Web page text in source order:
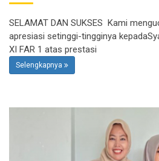
SELAMAT DAN SUKSES Kami
apresiasi setinggi-tingginya
XI FAR 1 atas prestasi
Selengkapnya